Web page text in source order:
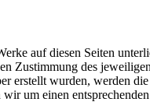
auf diesen Seiten
Zustimmung des
erstellt wurden, werden
um einen